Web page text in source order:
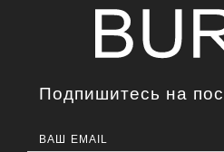
Подпишитесь на